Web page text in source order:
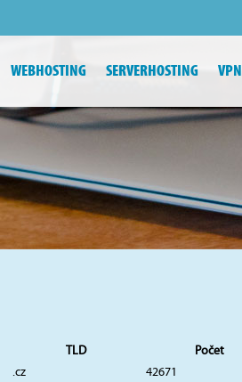
WEBHOSTING SERVERHOSTING VPN
TLD
Počet
.cz
42671